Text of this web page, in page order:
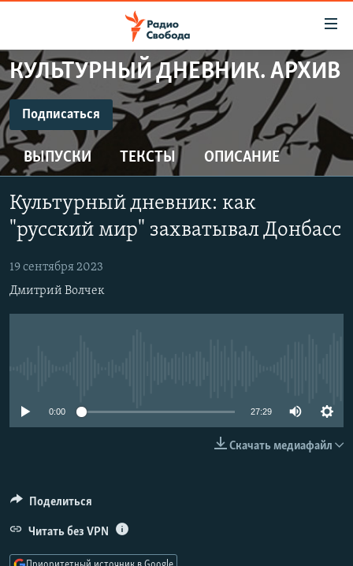
упрощенного
доступа
Вернуться
к
основному
содержанию
Вернутся
главной
Вернутся
поиску
ПРОГРАММЫ
ПОДКАСТЫ
АВТОРСКИЕ ПРОЕКТЫ
ЦИТАТЫ СВОБОДЫ
МНЕНИЯ
КУЛЬТУРА
КАВКАЗ.РЕАЛИИ
СЕВЕР.РЕАЛИИ
КУЛЬТУРНЫЙ ДНЕВНИК. АРХИВ
Подписаться
ПОДПИСАТЬСЯ
Подписаться
ВЫПУСКИ ТЕКСТЫ ОПИСАНИЕ
Культурный дневник: как
"русский мир" захватывал Донбасс
19 сентября 2023
Дмитрий Волчек
0:00 27:29
Скачать медиафайл
Поделиться
Читать без VPN